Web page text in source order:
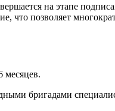
на этапе
что позволяет
месяцев.
бригадами